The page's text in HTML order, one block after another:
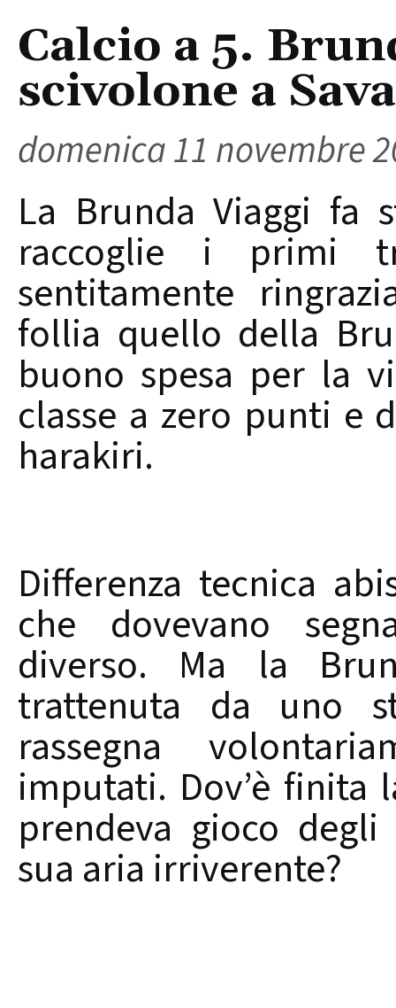
Calcio a 5.
scivolone a Sava
domenica 11 novembre
La Brunda Viaggi fa
raccoglie i primi
sentitamente
follia quello della
buono spesa per la
classe a zero punti e
harakiri.
Differenza tecnica
che dovevano
diverso. Ma la
trattenuta da uno
rassegna
imputati. Dov’è finita
prendeva gioco
sua aria irriverente?